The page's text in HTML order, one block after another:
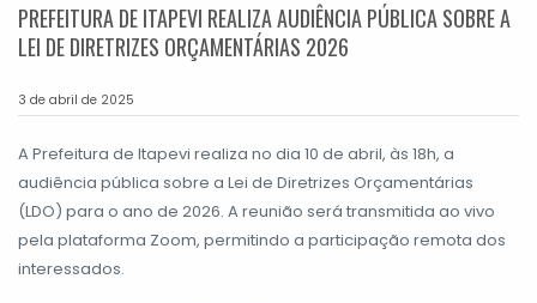
PREFEITURA DE ITAPEVI REALIZA AUDIÊNCIA PÚBLICA SOBRE A
LEI DE DIRETRIZES ORÇAMENTÁRIAS 2026
3 de abril de 2025
A Prefeitura de Itapevi realiza no dia 10 de abril, às 18h, a
audiência pública sobre a Lei de Diretrizes Orçamentárias
(LDO) para o ano de 2026. A reunião será transmitida ao vivo
pela plataforma Zoom, permitindo a participação remota dos
interessados.